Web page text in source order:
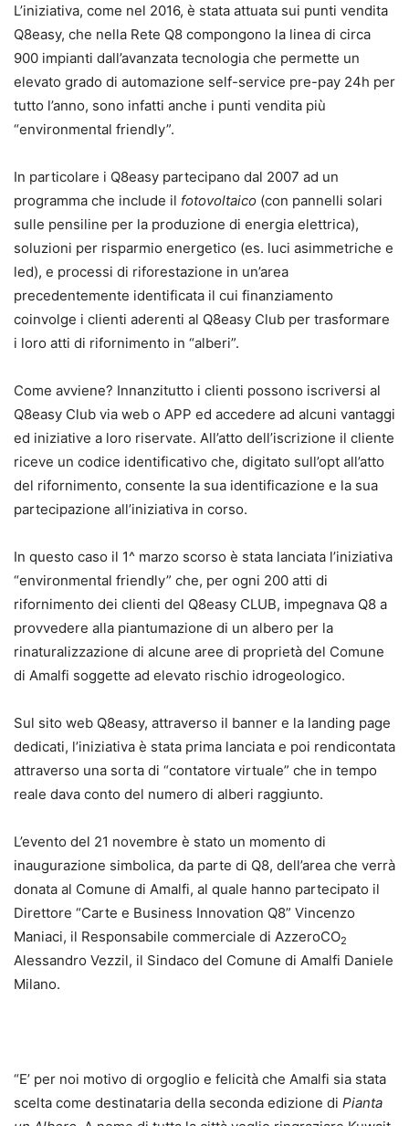
L’iniziativa, come nel 2016, è stata attuata sui punti vendita
Q8easy, che nella Rete Q8 compongono la linea di circa
900 impianti dall’avanzata tecnologia che permette un
elevato grado di automazione self-service pre-pay 24h per
tutto l’anno, sono infatti anche i punti vendita più
“environmental friendly”.
In particolare i Q8easy partecipano dal 2007 ad un
programma che include il fotovoltaico (con pannelli solari
sulle pensiline per la produzione di energia elettrica),
soluzioni per risparmio energetico (es. luci asimmetriche e
led), e processi di riforestazione in un’area
precedentemente identificata il cui finanziamento
coinvolge i clienti aderenti al Q8easy Club per trasformare
i loro atti di rifornimento in “alberi”.
Come avviene? Innanzitutto i clienti possono iscriversi al
Q8easy Club via web o APP ed accedere ad alcuni vantaggi
ed iniziative a loro riservate. All’atto dell’iscrizione il cliente
riceve un codice identificativo che, digitato sull’opt all’atto
del rifornimento, consente la sua identificazione e la sua
partecipazione all’iniziativa in corso.
In questo caso il 1^ marzo scorso è stata lanciata l’iniziativa
“environmental friendly” che, per ogni 200 atti di
rifornimento dei clienti del Q8easy CLUB, impegnava Q8 a
provvedere alla piantumazione di un albero per la
rinaturalizzazione di alcune aree di proprietà del Comune
di Amalfi soggette ad elevato rischio idrogeologico.
Sul sito web Q8easy, attraverso il banner e la landing page
dedicati, l’iniziativa è stata prima lanciata e poi rendicontata
attraverso una sorta di “contatore virtuale” che in tempo
reale dava conto del numero di alberi raggiunto.
L’evento del 21 novembre è stato un momento di
inaugurazione simbolica, da parte di Q8, dell’area che verrà
donata al Comune di Amalfi, al quale hanno partecipato il
Direttore “Carte e Business Innovation Q8” Vincenzo
Maniaci, il Responsabile commerciale di AzzeroCO2
Alessandro Vezzil, il Sindaco del Comune di Amalfi Daniele
Milano.
“E’ per noi motivo di orgoglio e felicità che Amalfi sia stata
scelta come destinataria della seconda edizione di Pianta